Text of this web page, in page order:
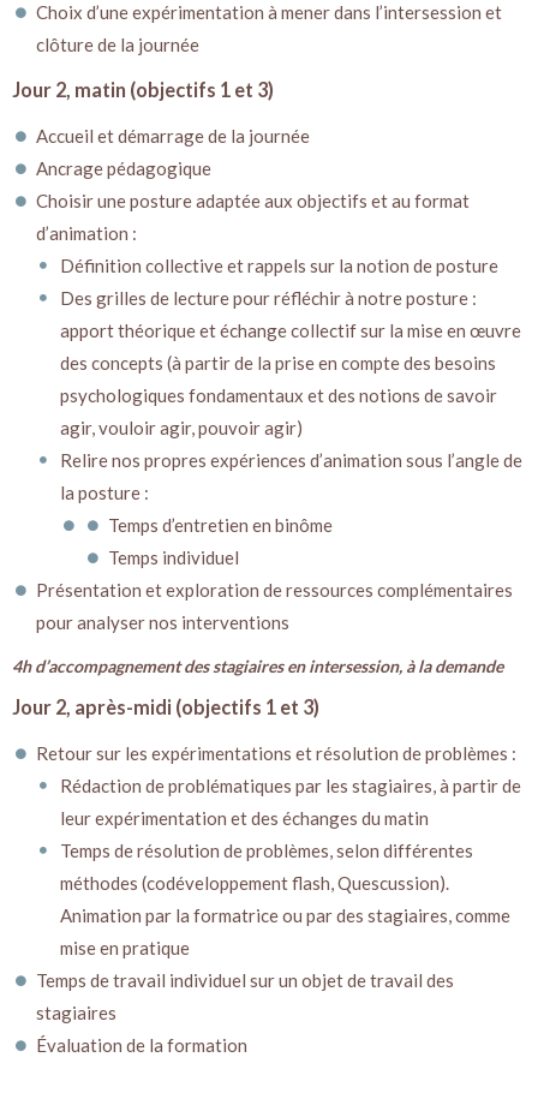
Choix d’une expérimentation à mener dans l’intersession et
clôture de la journée
Jour 2, matin (objectifs 1 et 3)
Accueil et démarrage de la journée
Ancrage pédagogique
Choisir une posture adaptée aux objectifs et au format
d’animation :
Définition collective et rappels sur la notion de posture
Des grilles de lecture pour réfléchir à notre posture :
apport théorique et échange collectif sur la mise en œuvre
des concepts (à partir de la prise en compte des besoins
psychologiques fondamentaux et des notions de savoir
agir, vouloir agir, pouvoir agir)
Relire nos propres expériences d’animation sous l’angle de
la posture :
Temps d’entretien en binôme
Temps individuel
Présentation et exploration de ressources complémentaires
pour analyser nos interventions
4h d’accompagnement des stagiaires en intersession, à la demande
Jour 2, après-midi (objectifs 1 et 3)
Retour sur les expérimentations et résolution de problèmes :
Rédaction de problématiques par les stagiaires, à partir de
leur expérimentation et des échanges du matin
Temps de résolution de problèmes, selon différentes
méthodes (codéveloppement flash, Quescussion).
Animation par la formatrice ou par des stagiaires, comme
mise en pratique
Temps de travail individuel sur un objet de travail des
stagiaires
Évaluation de la formation